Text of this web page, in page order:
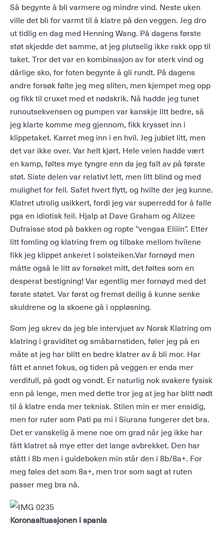
Så begynte å bli varmere og mindre vind. Neste uken
ville det bli for varmt til å klatre på den veggen. Jeg dro
ut tidlig en dag med Henning Wang. På dagens første
støt skjedde det samme, at jeg plutselig ikke rakk opp til
taket. Tror det var en kombinasjon av for sterk vind og
dårlige sko, for foten begynte å gli rundt. På dagens
andre forsøk følte jeg meg sliten, men kjempet meg opp
og fikk til cruxet med et nødskrik. Nå hadde jeg tunet
runoutsekvensen og pumpen var kanskje litt bedre, så
jeg klarte komme meg gjennom, fikk krysset inn i
klippetaket. Karret meg inn i en hvil. Jeg jublet litt, men
det var ikke over. Var helt kjørt. Hele veien hadde vært
en kamp, føltes mye tyngre enn da jeg falt av på første
støt. Siste delen var relativt lett, men litt blind og med
mulighet for feil. Safet hvert flytt, og hvilte der jeg kunne.
Klatret utrolig usikkert, fordi jeg var superredd for å falle
pga en idiotisk feil. Hjalp at Dave Graham og Alizee
Dufraisse stod på bakken og ropte ”vengaa Eliiin”. Etter
litt fomling og klatring frem og tilbake mellom hvilene
fikk jeg klippet ankeret i solsteiken.Var fornøyd men
måtte også le litt av forsøket mitt, det føltes som en
desperat bestigning! Var egentlig mer fornøyd med det
første støtet. Var først og fremst deilig å kunne senke
skuldrene og la skoene gå i oppløsning.
Som jeg skrev da jeg ble intervjuet av Norsk Klatring om
klatring i graviditet og småbarnstiden, føler jeg på en
måte at jeg har blitt en bedre klatrer av å bli mor. Har
fått et annet fokus, og tiden på veggen er enda mer
verdifull, på godt og vondt. Er naturlig nok svakere fysisk
enn på lenge, men med dette tror jeg at jeg har blitt nødt
til å klatre enda mer teknisk. Stilen min er mer ensidig,
men for ruter som Pati pa mi i Siurana fungerer det bra.
Det er vanskelig å mene noe om grad når jeg ikke har
fått klatret så mye etter det lange avbrekket. Den har
stått i 8b men i guideboken min står den i 8b/8a+. For
meg føles det som 8a+, men tror som sagt at ruten
passer meg bra nå.
Koronasituasjonen i spania